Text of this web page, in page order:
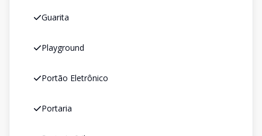
Guarita
Playground
Portão Eletrônico
Portaria